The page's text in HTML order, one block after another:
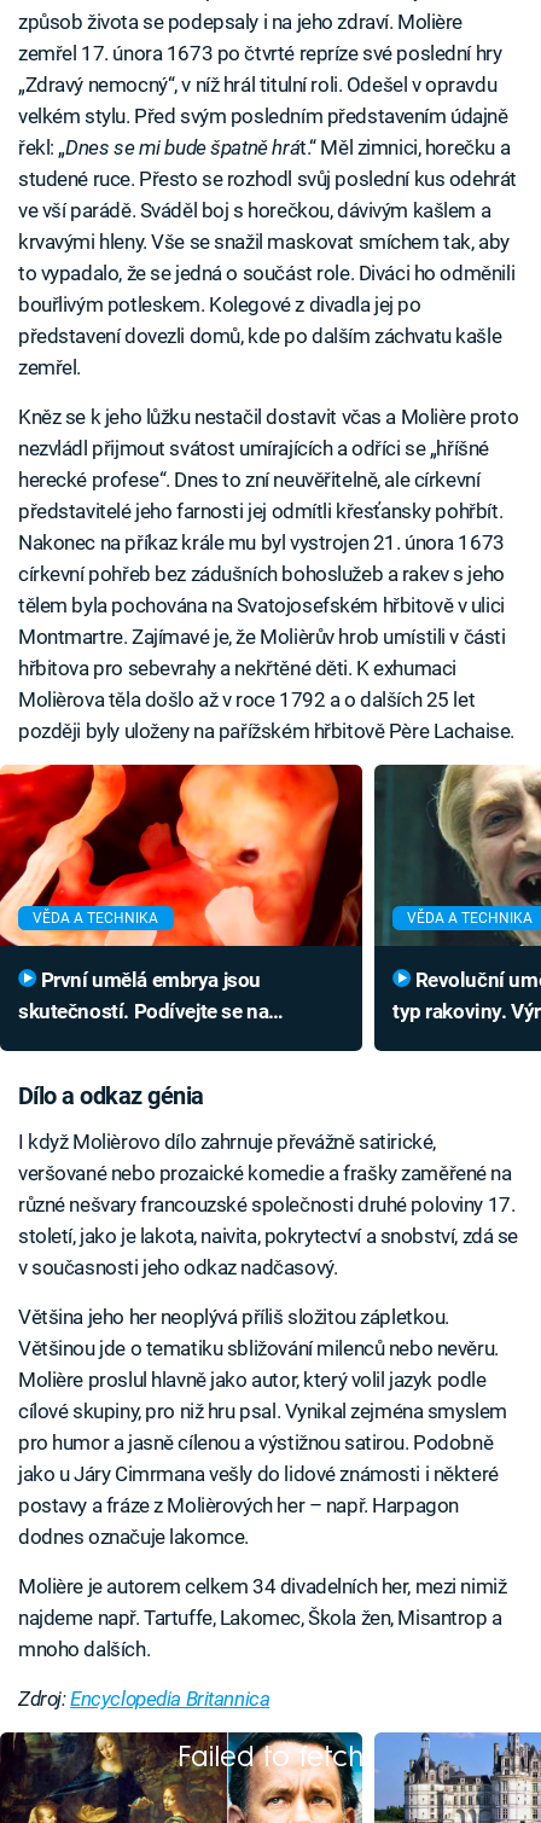
způsob života se podepsaly i na jeho zdraví. Molière
zemřel 17. února 1673 po čtvrté repríze své poslední hry
„Zdravý nemocný“, v níž hrál titulní roli. Odešel v opravdu
velkém stylu. Před svým posledním představením údajně
řekl: „Dnes se mi bude špatně hrát.“ Měl zimnici, horečku a
studené ruce. Přesto se rozhodl svůj poslední kus odehrát
ve vší parádě. Sváděl boj s horečkou, dávivým kašlem a
krvavými hleny. Vše se snažil maskovat smíchem tak, aby
to vypadalo, že se jedná o součást role. Diváci ho odměnili
bouřlivým potleskem. Kolegové z divadla jej po
představení dovezli domů, kde po dalším záchvatu kašle
zemřel.
Kněz se k jeho lůžku nestačil dostavit včas a Molière proto
nezvládl přijmout svátost umírajících a odříci se „hříšné
herecké profese“. Dnes to zní neuvěřitelně, ale církevní
představitelé jeho farnosti jej odmítli křesťansky pohřbít.
Nakonec na příkaz krále mu byl vystrojen 21. února 1673
církevní pohřeb bez zádušních bohoslužeb a rakev s jeho
tělem byla pochována na Svatojosefském hřbitově v ulici
Montmartre. Zajímavé je, že Molièrův hrob umístili v části
hřbitova pro sebevrahy a nekřtěné děti. K exhumaci
Molièrova těla došlo až v roce 1792 a o dalších 25 let
později byly uloženy na pařížském hřbitově Père Lachaise.
VĚDA A TECHNIKA
skutečností. Podívejte se na
VĚDA A TECHNIKA
typ rakoviny.
Dílo a odkaz génia
I když Molièrovo dílo zahrnuje převážně satirické,
veršované nebo prozaické komedie a frašky zaměřené na
různé nešvary francouzské společnosti druhé poloviny 17.
století, jako je lakota, naivita, pokrytectví a snobství, zdá se
v současnosti jeho odkaz nadčasový.
Většina jeho her neoplývá příliš složitou zápletkou.
Většinou jde o tematiku sbližování milenců nebo nevěru.
Molière proslul hlavně jako autor, který volil jazyk podle
cílové skupiny, pro niž hru psal. Vynikal zejména smyslem
pro humor a jasně cílenou a výstižnou satirou. Podobně
jako u Járy Cimrmana vešly do lidové známosti i některé
postavy a fráze z Molièrových her – např. Harpagon
dodnes označuje lakomce.
Molière je autorem celkem 34 divadelních her, mezi nimiž
najdeme např. Tartuffe, Lakomec, Škola žen, Misantrop a
mnoho dalších.
Zdroj:Encyclopedia Britannica
Failed to fetch